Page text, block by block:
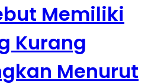
Memiliki
Kurang
Menurut